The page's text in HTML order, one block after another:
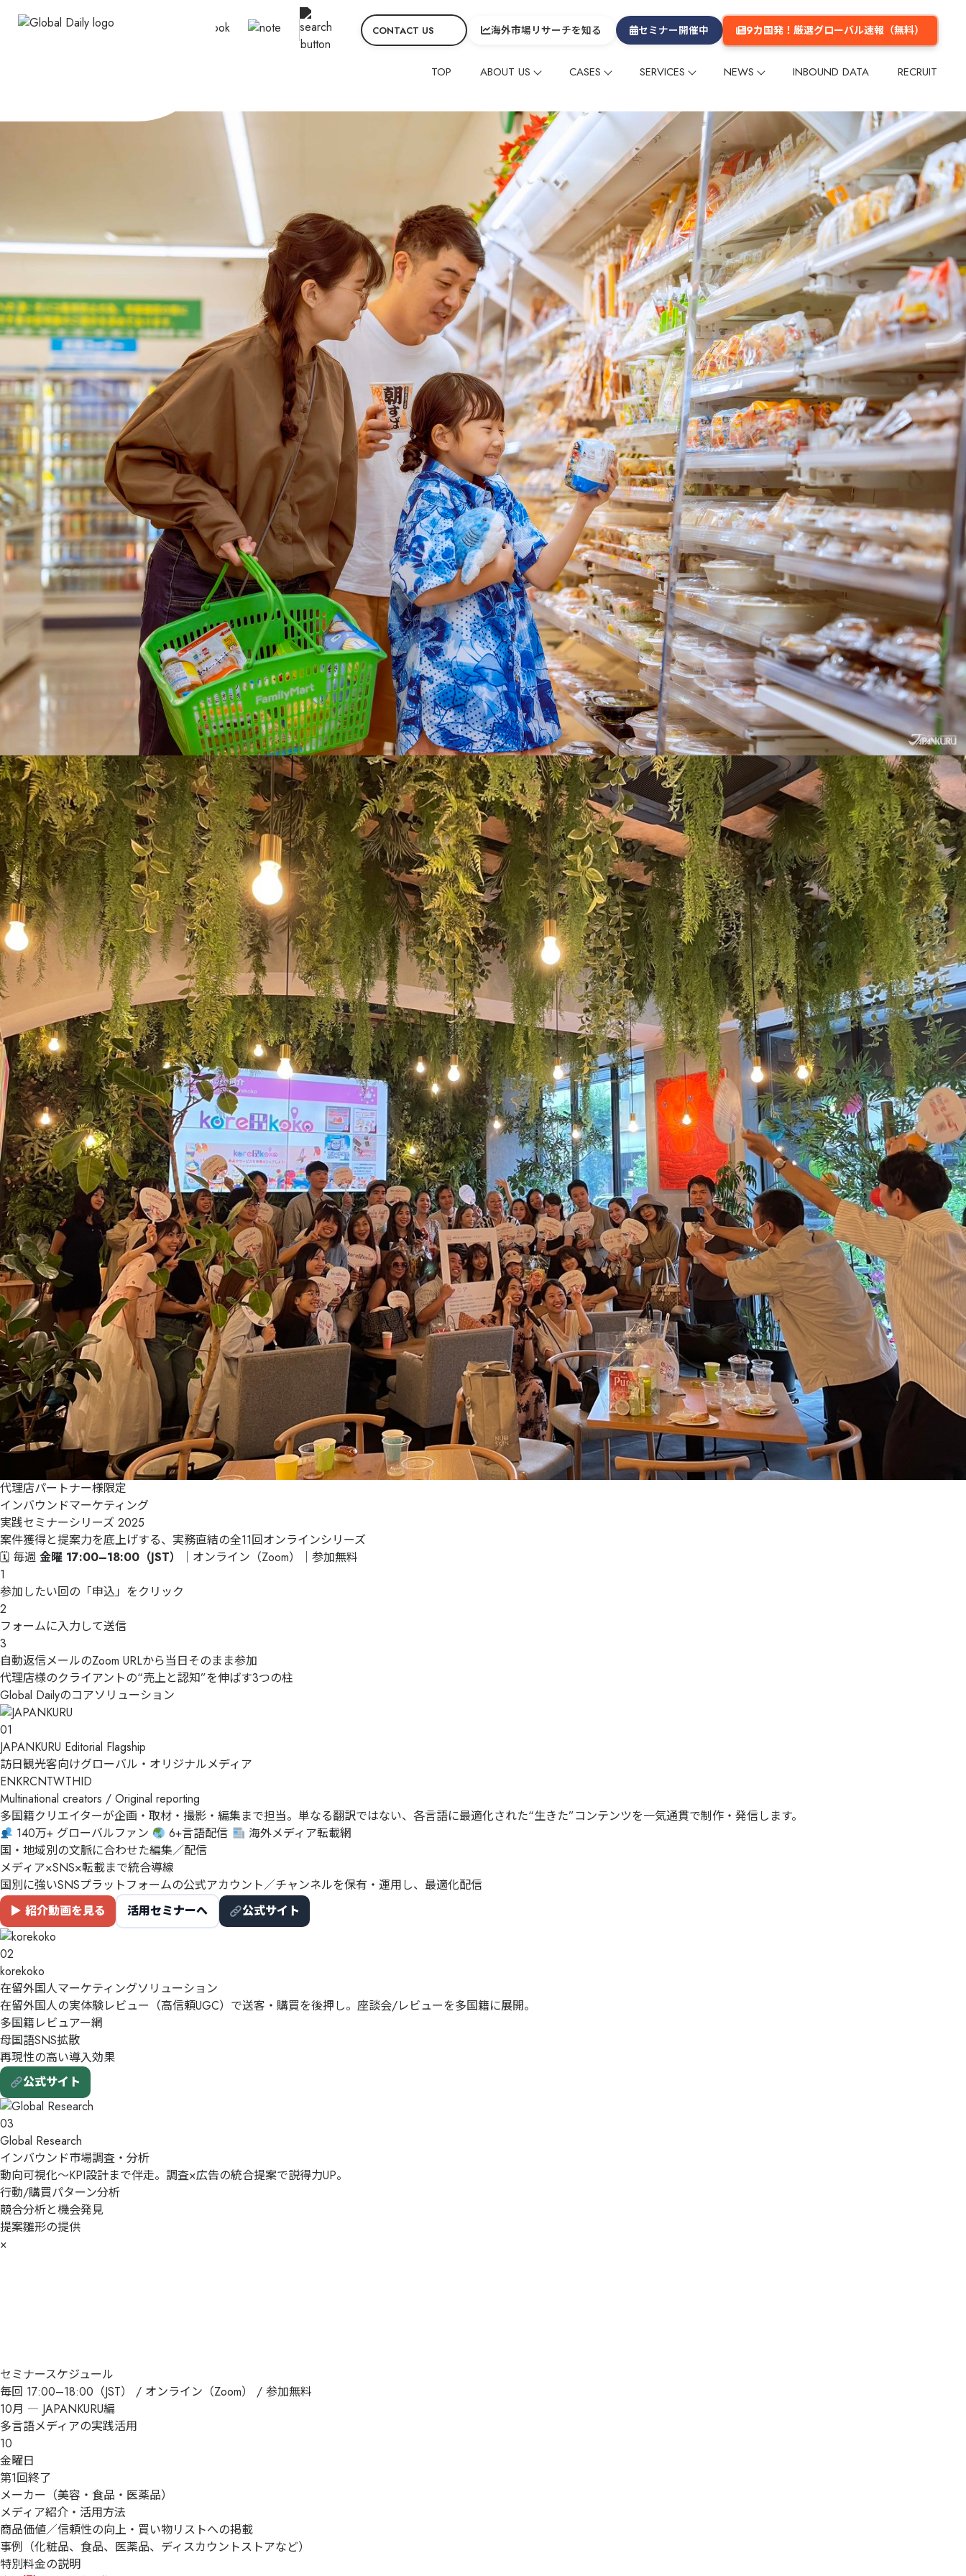
CONTACT US 海外市場リサーチを知る セミナー開催中 9カ国発！厳選グローバル速報（無料）
TOP ABOUT US
CEOメッセージ&役員 ヒストリー グループ会社 数字でみるGlobal Daily
企業理念
サービスの特徴
CASES
海外メディアタイアップ インフルエンサー
多言語コンテンツ企画・制作
在留外国⼈レビューマーケティング
海外マーケットリサーチ
デジタルマーケティング
イベント セミナー 海外進出支援
旅行商品造成
映像制作
その他
グローバル 中国 台湾 香港 韓国 タイ 欧米 その他のエリア
制作動画一覧 観光 ホテル 温泉・旅館 交通 テーマパーク・公園
ショッピングセンター
雑貨・商品
SERVICES
海外メディアタイアップ インフルエンサー
多言語コンテンツ企画・制作
在留外国⼈レビューマーケティング
海外マーケットリサーチ
デジタルマーケティング
イベント セミナー 海外進出支援
旅行商品造成
映像制作
その他
グローバル 中国 台湾 香港 韓国 タイ 欧米 その他のエリア
OWNED MEDIA
JAPANKURU
旅マエ・旅ナカの訪日層へ届く、
多言語メディアネットワーク
140万+
Audience
32
Channels
14年
運営
JAPANKURUを見る →
COMMUNITY MEDIA
korekoko
在留外国人の実体験を、
レビュー・調査・販促に活かす
8万+
Network
Review
体験レビュー
Research
調査・分析
korekokoを見る →
目的・対象国に合わせて最適な施策をご提案します。 どの施策が合うか相談する →
制作動画一覧 観光 ホテル 温泉・旅館 交通 テーマパーク・公園
ショッピングセンター
雑貨・商品
NEWS
コーポレート グローバルニュース コラム メールマガジン メディア掲載
INBOUND DATA RECRUIT
代理店パートナー様限定
インバウンドマーケティング
実践セミナーシリーズ 2025
案件獲得と提案力を底上げする、実務直結の全11回オンラインシリーズ
🗓 毎週 金曜 17:00–18:00（JST）
｜オンライン（Zoom）｜参加無料
1
参加したい回の 「申込」 をクリック
2
フォームに入力して送信
3
自動返信メールのZoom URLから当日そのまま参加
代理店様のクライアントの“売上と認知”を伸ばす3つの柱
Global Dailyのコアソリューション
01
JAPANKURU Editorial Flagship
訪日観光客向けグローバル・オリジナルメディア
ENKRCNTWTHID
Multinational creators / Original reporting
多国籍クリエイターが企画・取材・撮影・編集まで担当。単なる翻訳ではない、各言語に最適化された“生きた”コンテンツを一気通貫で制作・発信します。
140万+ グローバルファン
6+言語配信
海外メディア転載網
国・地域別の文脈に合わせた編集／配信
メディア×SNS×転載まで統合導線
国別に強いSNSプラットフォームの公式アカウント／チャンネルを保有・運用し、最適化配信
▶ 紹介動画を見る
活用セミナーへ 公式サイト
02
korekoko
在留外国人マーケティングソリューション
在留外国人の実体験レビュー（高信頼UGC）で送客・購買を後押し。座談会/レビューを多国籍に展開。
多国籍レビュアー網
母国語SNS拡散
再現性の高い導入効果
公式サイト
03
Global Research
インバウンド市場調査・分析
動向可視化〜KPI設計まで伴走。調査×広告の統合提案で説得力UP。
行動/購買パターン分析
競合分析と機会発見
提案雛形の提供
×
セミナースケジュール
毎回 17:00–18:00（JST） / オンライン（Zoom） / 参加無料
10月 ― JAPANKURU編
多言語メディアの実践活用
10
金曜日
第1回終了
メーカー（美容・食品・医薬品）
メディア紹介・活用方法
商品価値／信頼性の向上・買い物リストへの掲載
事例（化粧品、食品、医薬品、ディスカウントストアなど）
特別料金の説明